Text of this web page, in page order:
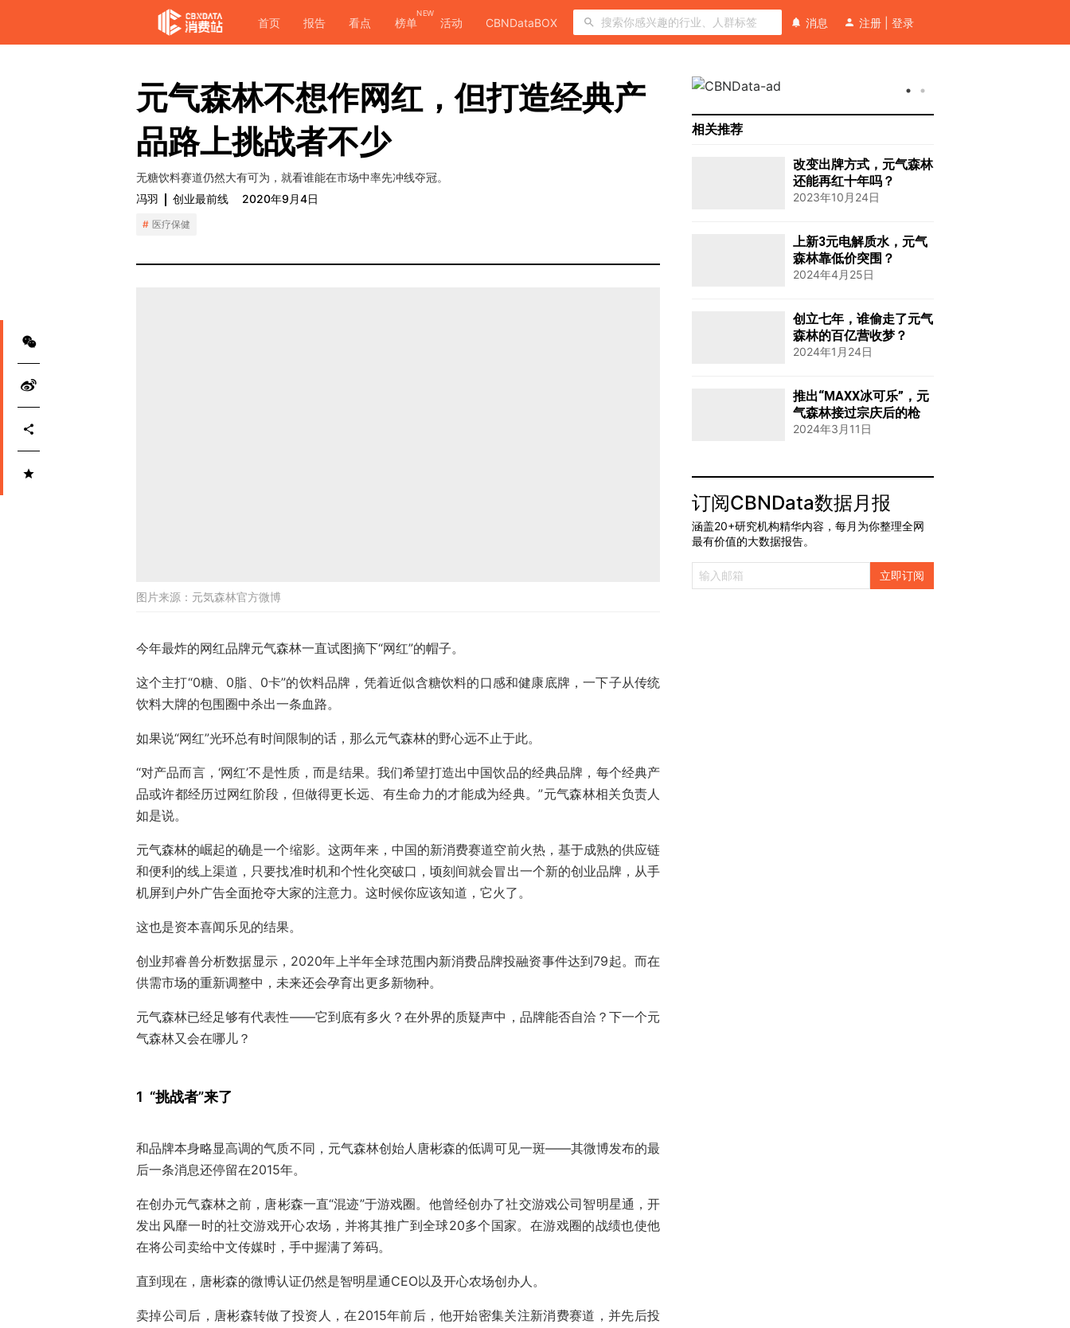
首页 报告 看点 榜单
NEW
活动 CBNDataBOX 消息 注册 登录
元气森林不想作网红，但打造经典产
品路上挑战者不少
无糖饮料赛道仍然大有可为，就看谁能在市场中率先冲线夺冠。
冯羽
创业最前线 2020年9月4日
医疗保健
图片来源： 元気森林官方微博
今年最炸的网红品牌元气森林一直试图摘下“网红”的帽子。
这个主打“0糖、0脂、0卡”的饮料品牌，凭着近似含糖饮料的口感和健康底牌，一下子从传统
饮料大牌的包围圈中杀出一条血路。
如果说“网红”光环总有时间限制的话，那么元气森林的野心远不止于此。
“对产品而言，‘网红’不是性质，而是结果。我们希望打造出中国饮品的经典品牌，每个经典产
品或许都经历过网红阶段，但做得更长远、有生命力的才能成为经典。”元气森林相关负责人
如是说。
元气森林的崛起的确是一个缩影。这两年来，中国的新消费赛道空前火热，基于成熟的供应链
和便利的线上渠道，只要找准时机和个性化突破口，顷刻间就会冒出一个新的创业品牌，从手
机屏到户外广告全面抢夺大家的注意力。这时候你应该知道，它火了。
这也是资本喜闻乐见的结果。
创业邦睿兽分析数据显示，2020年上半年全球范围内新消费品牌投融资事件达到79起。而在
供需市场的重新调整中，未来还会孕育出更多新物种。
元气森林已经足够有代表性——它到底有多火？在外界的质疑声中，品牌能否自洽？下一个元
气森林又会在哪儿？
1 “挑战者”来了
和品牌本身略显高调的气质不同，元气森林创始人唐彬森的低调可见一斑——其微博发布的最
后一条消息还停留在2015年。
在创办元气森林之前，唐彬森一直“混迹”于游戏圈。他曾经创办了社交游戏公司智明星通，开
发出风靡一时的社交游戏开心农场，并将其推广到全球20多个国家。在游戏圈的战绩也使他
在将公司卖给中文传媒时，手中握满了筹码。
直到现在，唐彬森的微博认证仍然是智明星通CEO以及开心农场创办人。
卖掉公司后，唐彬森转做了投资人，在2015年前后，他开始密集关注新消费赛道，并先后投
相关推荐
改变出牌方式，元气森林
还能再红十年吗？
2023年10月24日
上新3元电解质水，元气
森林靠低价突围？
2024年4月25日
创立七年，谁偷走了元气
森林的百亿营收梦？
2024年1月24日
推出“MAXX冰可乐”，元
气森林接过宗庆后的枪
2024年3月11日
订阅CBNData数据月报
涵盖20+研究机构精华内容，每月为你整理全网
最有价值的大数据报告。
立即订阅